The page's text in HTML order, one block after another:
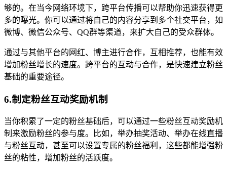
够的。在当今网络环境下，跨平台传播可以帮助你迅速获得更
多的曝光。你可以通过将自己的内容分享到多个社交平台，如
微博、微信公众号、QQ群等渠道，来扩大自己的受众群体。
通过与其他平台的网红、博主进行合作，互相推荐，也能有效
增加粉丝增长的速度。跨平台的互动与合作，是快速建立粉丝
基础的重要途径。
6.制定粉丝互动奖励机制
当你积累了一定的粉丝基础后，可以通过一些粉丝互动奖励机
制来激励粉丝的参与度。比如，举办抽奖活动、举办在线直播
与粉丝互动，甚至可以设置专属的粉丝福利，这些都能增强粉
丝的粘性，增加粉丝的活跃度。